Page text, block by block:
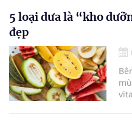
5 loại dưa là “kho
đẹp